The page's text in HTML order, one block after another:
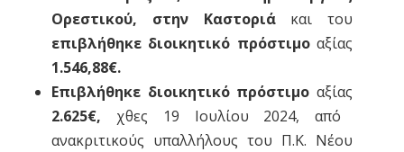
Ορεστικού, στην Καστοριάκαι του
επιβλήθηκε διοικητικό πρόστιμοαξίας
1.546,88€.
Επιβλήθηκε διοικητικό πρόστιμο αξίας
2.625€, χθες 19 Ιουλίου 2024, από
ανακριτικούς υπαλλήλους του Π.Κ. Νέου